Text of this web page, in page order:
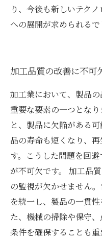
り、今後も新しいテク
への展開が求められるで
加工品質の改善に不可
加工業において、製品
重要な要素の一つとな
と、製品に欠陥がある
品の寿命も短くなり、
す。こうした問題を回
が不可欠です。 加工品
の監視が欠かせません
を統一し、製品の一貫
た、機械の掃除や保守
条件を確保することも